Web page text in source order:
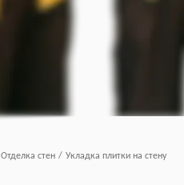
Отделка стен / Укладка плитки на стену